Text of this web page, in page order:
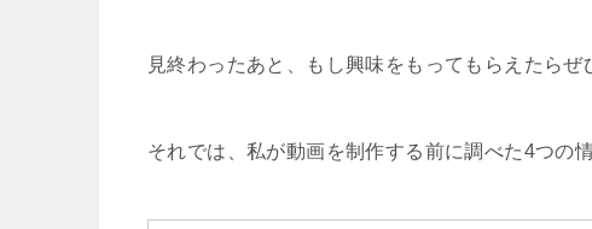
見終わったあと、もし興味をもってもらえたらぜ
それでは、私が動画を制作する前に調べた4つの